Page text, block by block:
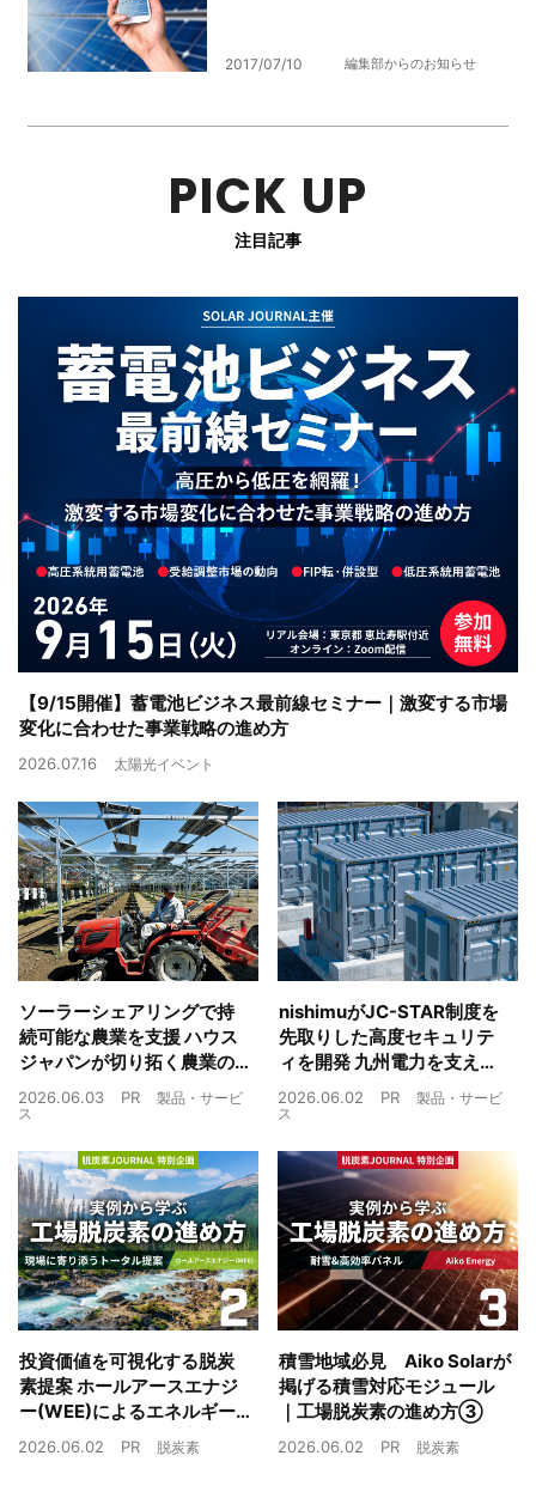
2017/07/10 編集部からのお知らせ
PICK UP
注目記事
【9/15開催】蓄電池ビジネス最前線セミナー｜激変する市場
変化に合わせた事業戦略の進め方
2026.07.16 太陽光イベント
ソーラーシェアリングで持
続可能な農業を支援 ハウス
ジャパンが切り拓く農業の
未来
2026.06.03 PR
製品・サービ
ス
nishimuがJC-STAR制度を
先取りした高度セキュリテ
ィを開発 九州電力を支えた
制御技術を蓄電池市場へ
2026.06.02 PR
製品・サービ
ス
投資価値を可視化する脱炭
素提案 ホールアースエナジ
ー(WEE)によるエネルギー
戦略とは｜工場脱炭素の進
2026.06.02 PR 脱炭素
積雪地域必見 Aiko Solarが
掲げる積雪対応モジュール
｜工場脱炭素の進め方③
2026.06.02 PR 脱炭素